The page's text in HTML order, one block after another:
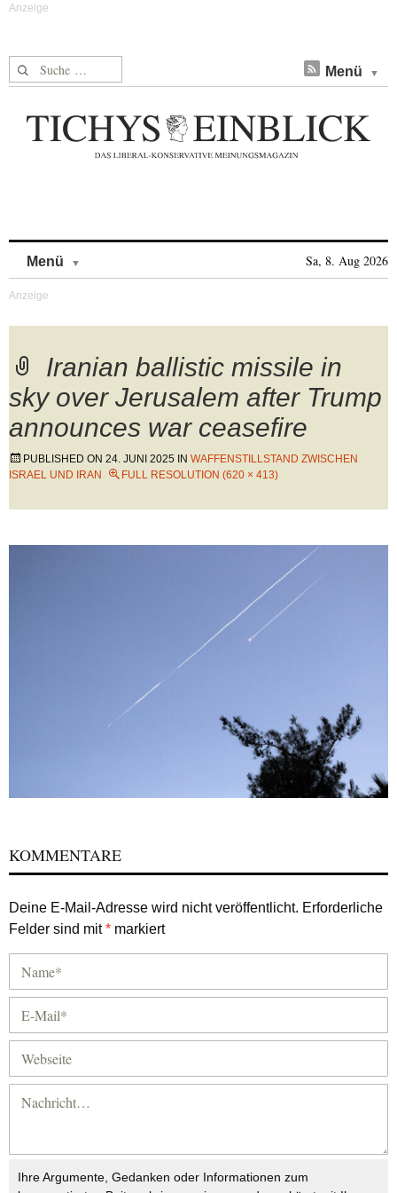
Suche nach: Menü
Menü Sa, 8. Aug 2026
Iranian ballistic missile in
sky over Jerusalem after Trump
announces war ceasefire
PUBLISHED ON 24. JUNI 2025 IN WAFFENSTILLSTAND ZWISCHEN
ISRAEL UND IRAN
FULL RESOLUTION (620 × 413)
KOMMENTARE
Deine E-Mail-Adresse wird nicht veröffentlicht. Erforderliche
Felder sind mit* markiert
Ihre Argumente, Gedanken oder Informationen zum